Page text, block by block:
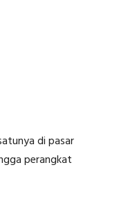
di pasar
perangkat